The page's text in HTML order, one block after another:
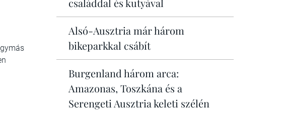
családdal és kutyával
Alsó-Ausztria már három
bikeparkkal csábít
Burgenland három arca:
Amazonas, Toszkána és a
Serengeti Ausztria keleti szélén